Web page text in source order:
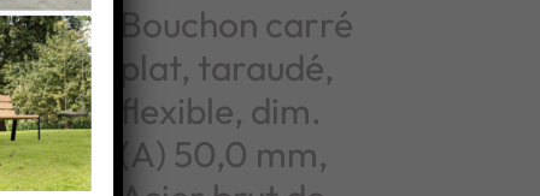
Bouchon carré
plat, taraudé,
flexible, dim.
(A) 50,0 mm,